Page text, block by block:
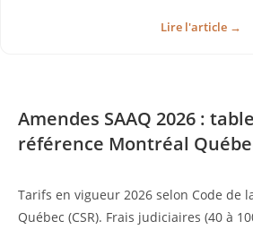
Lire l'article →
Amendes SAAQ 2026 :
référence Montréal
Tarifs en vigueur 2026 selon Code de
Québec (CSR). Frais judiciaires (40 à